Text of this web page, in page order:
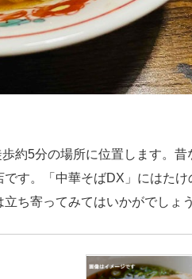
約5分の場所に位置します。昔
す。「中華そばDX」にはたけ
ち寄ってみてはいかがでしょう